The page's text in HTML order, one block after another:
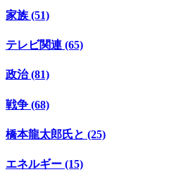
家族 (51)
テレビ関連 (65)
政治 (81)
戦争 (68)
橋本龍太郎氏と (25)
エネルギー (15)